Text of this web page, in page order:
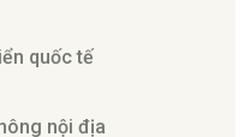
quốc tế
nội địa